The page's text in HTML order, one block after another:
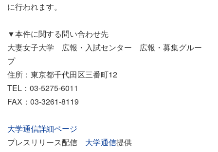
に行われます。
▼本件に関する問い合わせ先
大妻女子大学 広報・入試センター 広報・募集グルー
プ
住所：東京都千代田区三番町12
TEL：03-5275-6011
FAX：03-3261-8119
大学通信詳細ページ
プレスリリース配信 大学通信提供